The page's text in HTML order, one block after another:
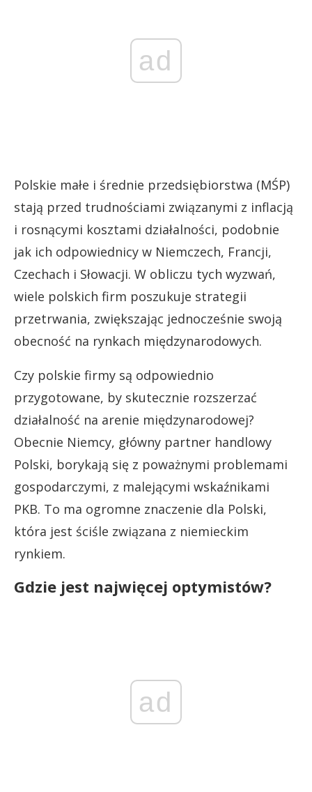
ad
Polskie małe i średnie przedsiębiorstwa (MŚP)
stają przed trudnościami związanymi z inflacją
i rosnącymi kosztami działalności, podobnie
jak ich odpowiednicy w Niemczech, Francji,
Czechach i Słowacji. W obliczu tych wyzwań,
wiele polskich firm poszukuje strategii
przetrwania, zwiększając jednocześnie swoją
obecność na rynkach międzynarodowych.
Czy polskie firmy są odpowiednio
przygotowane, by skutecznie rozszerzać
działalność na arenie międzynarodowej?
Obecnie Niemcy, główny partner handlowy
Polski, borykają się z poważnymi problemami
gospodarczymi, z malejącymi wskaźnikami
PKB. To ma ogromne znaczenie dla Polski,
która jest ściśle związana z niemieckim
rynkiem.
Gdzie jest najwięcej optymistów?
ad